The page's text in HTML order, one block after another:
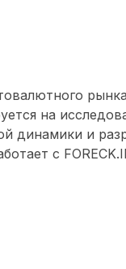
на
динамики и
с